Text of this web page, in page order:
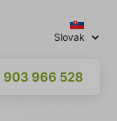
Slovak
903 966 528